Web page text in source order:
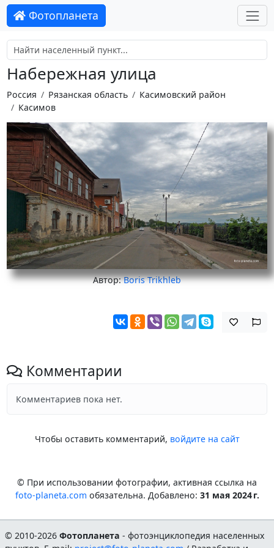
Фотопланета
Набережная улица
Россия Рязанская область
Касимовский район
Касимов
Автор:Boris Trikhleb
Комментарии
Комментариев пока нет.
Чтобы оставить комментарий, войдите на сайт
© При использовании фотографии, активная ссылка на
foto-planeta.com обязательна. Добавлено: 31 мая 2024 г.
© 2010-2026Фотопланета - фотоэнциклопедия населенных